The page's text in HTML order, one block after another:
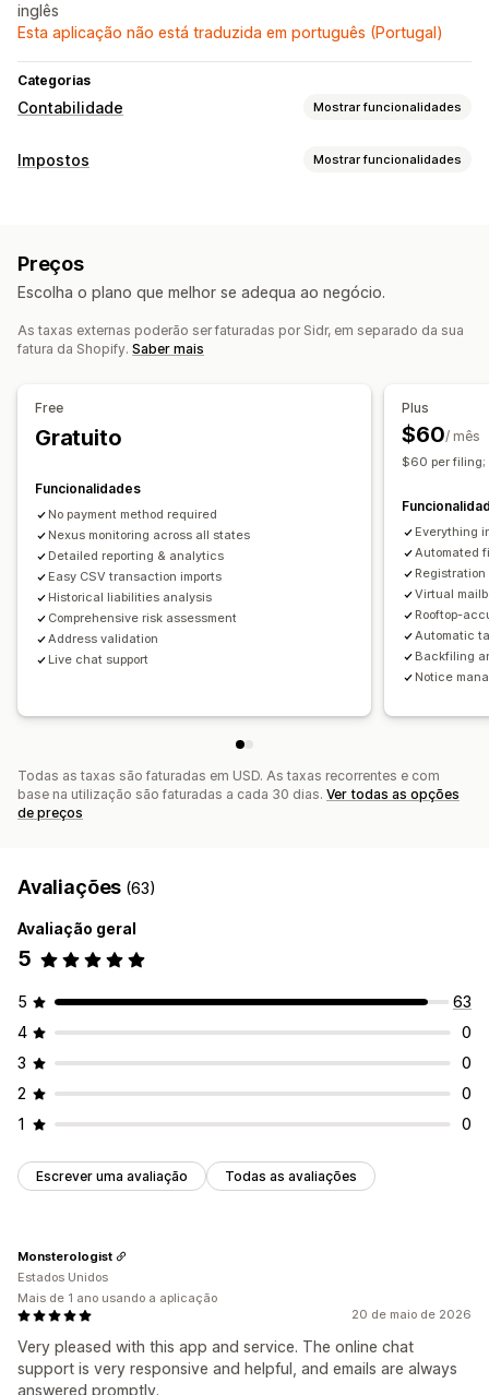
inglês
Esta aplicação não está traduzida em português (Portugal)
Categorias
Contabilidade Mostrar funcionalidades
Relatórios financeiros
Operações financeiras
Deduções fiscais
Isenções fiscais
Várias lojas
Sincronização de dados automatizada
Mapeamento do imposto sobre as vendas
Importação de dados históricos
Impostos Mostrar funcionalidades
Cálculo de impostos
Registo
EUA (imposto sobre as vendas)
Comunicação e submissão
Devoluções de impostos locais
Exportação de dados
Preços
Escolha o plano que melhor se adequa ao negócio.
As taxas externas poderão ser faturadas por Sidr, em separado da sua
fatura da Shopify. Saber mais
Free
Gratuito
Funcionalidades
No payment method required
Nexus monitoring across all states
Detailed reporting & analytics
Easy CSV transaction imports
Historical liabilities analysis
Comprehensive risk assessment
Address validation
Live chat support
Plus
$60/ mês
$60 per filing;
Everything
Automated
Virtual
Rooftop-
Automatic
Backfiling
Notice
Todas as taxas são faturadas em USD. As taxas recorrentes e com
base na utilização são faturadas a cada 30 dias. Ver todas as opções
de preços
Avaliações (63)
Avaliação geral
5
5
63
4
0
3
0
2
0
1
0
Escrever uma avaliação Todas as avaliações
20 de maio de 2026
Very pleased with this app and service. The online chat
support is very responsive and helpful, and emails are always
answered promptly.
Monsterologist
Estados Unidos
Mais de 1 ano usando a aplicação